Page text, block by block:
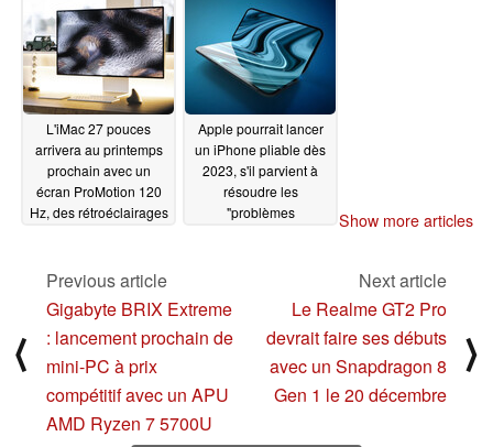
L'iMac 27 pouces
arrivera au printemps
prochain avec un
écran ProMotion 120
Hz, des rétroéclairages
Apple pourrait lancer
un iPhone pliable dès
2023, s'il parvient à
résoudre les
"problèmes
Show more articles
⟨
Previous article
Gigabyte BRIX Extreme
: lancement prochain de
mini-PC à prix
compétitif avec un APU
AMD Ryzen 7 5700U
Next article
Le Realme GT2 Pro
devrait faire ses débuts
avec un Snapdragon 8
Gen 1 le 20 décembre
⟩